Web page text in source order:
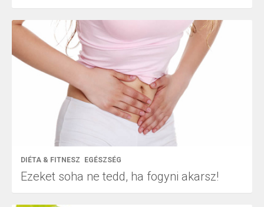
DIÉTA & FITNESZ EGÉSZSÉG
Ezeket soha ne tedd, ha fogyni akarsz!